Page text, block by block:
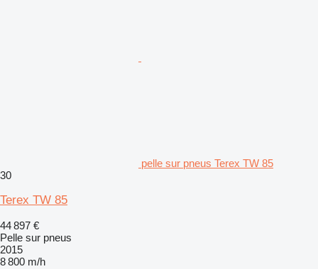
pelle sur pneus Terex TW 85
30
Terex TW 85
44 897 €
Pelle sur pneus
2015
8 800 m/h